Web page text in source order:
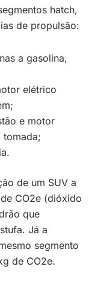
hatch,
de propulsão:
a gasolina,
elétrico
e motor
tomada;
de um SUV a
CO2e (dióxido
que
Já a
segmento
de CO2e.